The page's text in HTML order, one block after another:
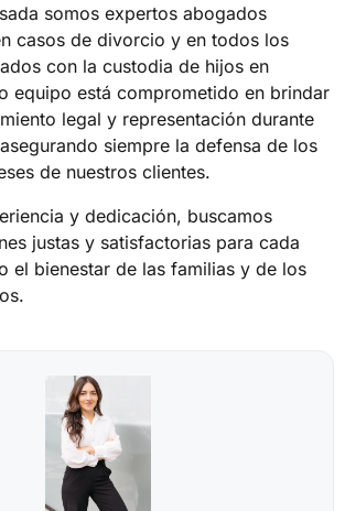
somos expertos abogados
casos de divorcio y en todos los
con la custodia de hijos en
equipo está comprometido en brindar
legal y representación durante
siempre la defensa de los
de nuestros clientes.
y dedicación, buscamos
justas y satisfactorias para cada
el bienestar de las familias y de los